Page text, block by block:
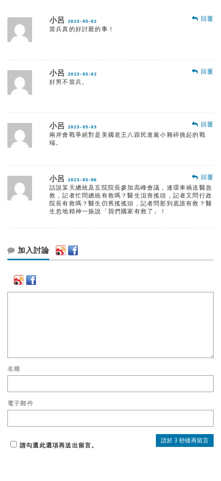
小呂 2023-05-02
當兵真的好討厭的事！
回覆
小呂 2023-05-02
好男不當兵。
回覆
小呂 2023-05-03
兩岸會戰爭絕對是美國老王八跟民進黨小雜碎挑起的戰
端。
回覆
小呂 2023-05-06
話說某天總統及五院院長參加高峰會議，連環車禍送醫急
救，記者忙問總統有救嗎？醫生沮喪搖頭，記者又問行政
院長有救嗎？醫生仍舊搖搖頭，記者問那到底誰有救？醫
生忽地精神一振說「我們國家有救了」！
回覆
加入討論
名稱
電子郵件
請勾選此選項再送出留言。